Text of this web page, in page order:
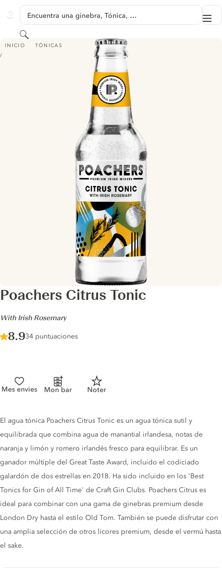
GINVENTORY
Encuentra una ginebra, Tónica, …
Buscar
INICIO TÓNICAS
POACHERS CITRUS TONIC - WITH IRISH ROSEMARY
Poachers Citrus Tonic
-With Irish Rosemary
Score :
8.9/ 10
34 puntuaciones
Mes envies Mon bar Noter
Tonic description
El agua tónica Poachers Citrus Tonic es un agua tónica sutil y
equilibrada que combina agua de manantial irlandesa, notas de
naranja y limón y romero irlandés fresco para equilibrar. Es un
ganador múltiple del Great Taste Award, incluido el codiciado
galardón de dos estrellas en 2018. Ha sido incluido en los 'Best
Tonics for Gin of All Time' de Craft Gin Clubs. Poachers Citrus es
ideal para combinar con una gama de ginebras premium desde
London Dry hasta el estilo Old Tom. También se puede disfrutar con
una amplia selección de otros licores premium, desde el vermú hasta
el sake.